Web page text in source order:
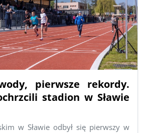
pierwsze rekordy.
stadion w Sławie
w Sławie odbył się pierwszy w